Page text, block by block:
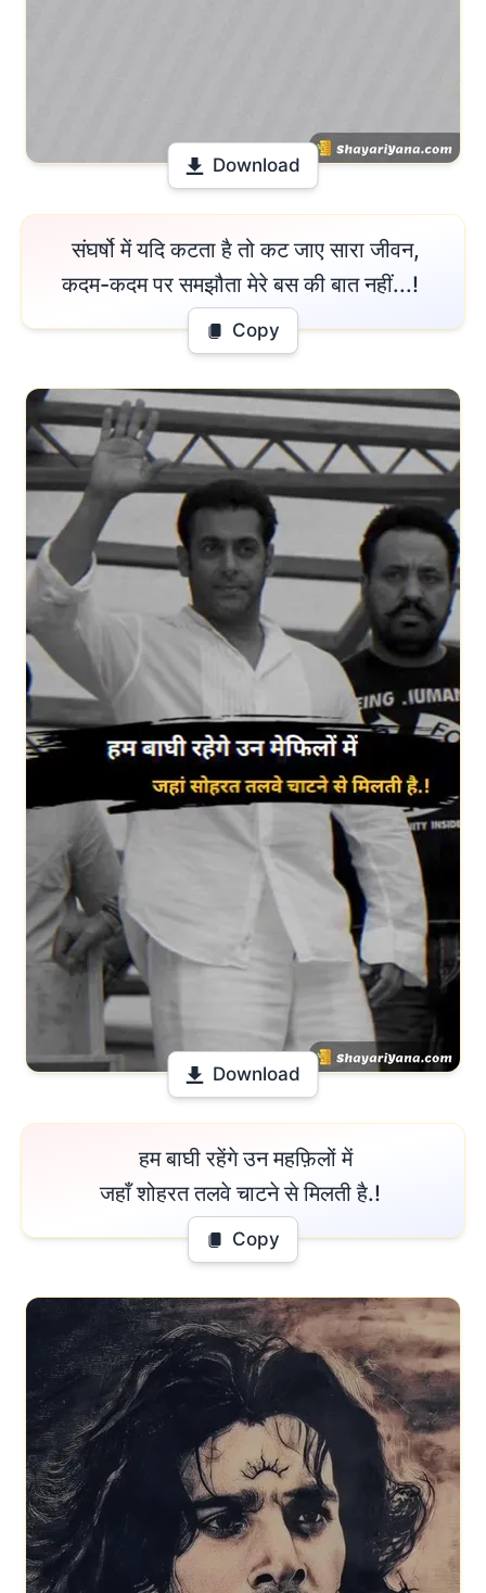
Download
संघर्षो में यदि कटता है तो कट जाए सारा जीवन,
कदम-कदम पर समझौता मेरे बस की बात नहीं...!
Copy
Download
हम बाघी रहेंगे उन महफ़िलों में
जहाँ शोहरत तलवे चाटने से मिलती है.!
Copy